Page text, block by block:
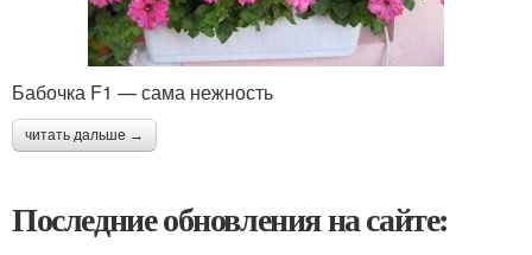
Бабочка F1 — сама нежность
читать дальше →
Последние обновления на сайте: